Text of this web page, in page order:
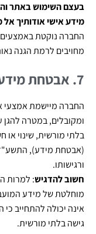
בעצם השימוש באתר
מידע אישי אודותיך
החברה נוקטת באמצעים
מחויבים לרמת הגנה
7. אבטחת
החברה מיישמת אמצעי
ומקובלים, במטרה להגן
בלתי מורשית, שינוי
ורגישותו.
חשוב להדגיש: למרות
מוחלטת של מידע
אינה יכולה להתחייב כי
גישה בלתי מורשית.